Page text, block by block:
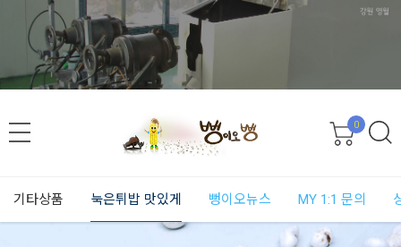
0
기타상품 눅은튀밥 맛있게 뻥이오뉴스 MY 1:1 문의